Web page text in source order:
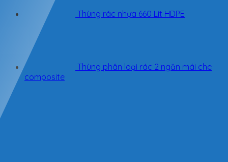
Thùng rác nhựa 660 Lít HDPE
Thùng phân loại rác 2 ngăn mái che
composite